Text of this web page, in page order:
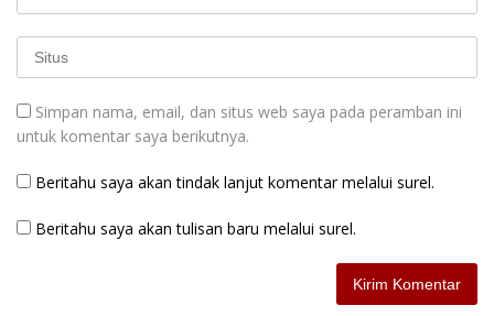
Simpan nama, email, dan situs web saya pada peramban ini
untuk komentar saya berikutnya.
Beritahu saya akan tindak lanjut komentar melalui surel.
Beritahu saya akan tulisan baru melalui surel.